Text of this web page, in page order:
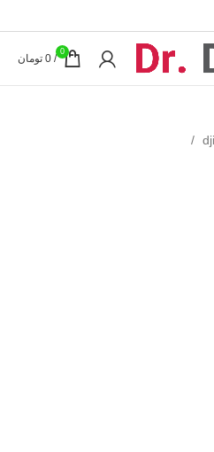
0
/
0 تومان